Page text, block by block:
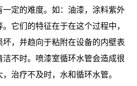
定的难度。如：油漆，涂料紫外
它们的特征在于在这个过程中，
，并趋向于粘附在设备的内壁表
不时。喷漆室循环水管会造成很
治疗不及时，水和循环水管。